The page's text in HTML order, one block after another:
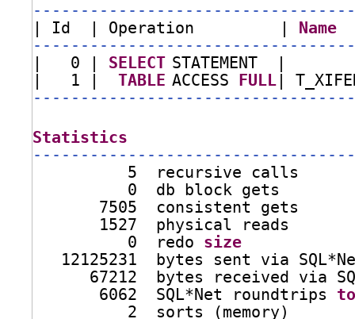
| Id  | Operation         | Name
|   0 | SELECT STATEMENT  |
|   1 | TABLE ACCESS FULL |
Statistics
5  recursive calls
0  db block gets
7505  consistent gets
1527  physical reads
0  redo size
12125231  bytes sent via
67212  bytes received via
6062  SQL*Net roundtrips to
2  sorts (memory)